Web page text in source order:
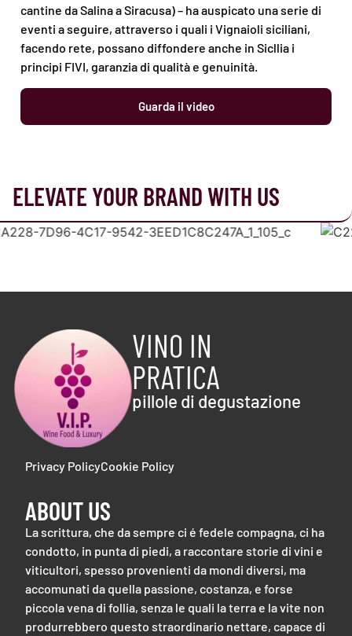
cantine da Salina a Siracusa) – ha auspicato una serie di
eventi a seguire, attraverso i quali i Vignaioli siciliani,
facendo rete, possano diffondere anche in Sicllia i
principi FIVI, garanzia di qualità e genuinità.
Guarda il video
ELEVATE YOUR BRAND WITH US
VINO IN
PRATICA
pillole di degustazione
Privacy PolicyCookie Policy
ABOUT US
La scrittura, che da sempre ci é fedele compagna, ci ha
condotto, in punta di piedi, a raccontare storie di vini e
viticultori, spesso provenienti da mondi diversi, ma
accomunati da quella passione, costanza, e forse
piccola vena di follia, senza le quali la terra e la vite non
produrrebbero questo straordinario nettare, capace di